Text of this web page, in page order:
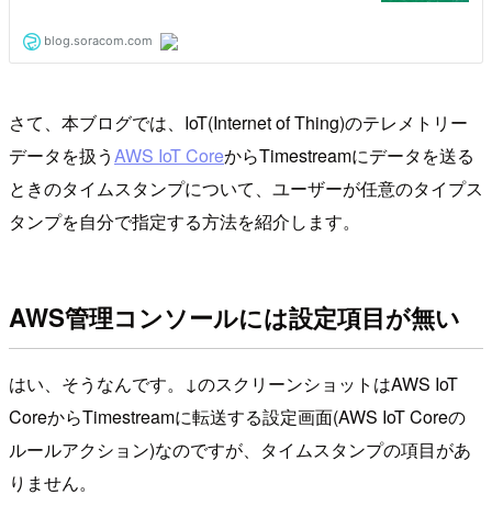
さて、本ブログでは、IoT(Internet of Thing)のテレメトリー
データを扱うAWS IoT CoreからTimestreamにデータを送る
ときのタイムスタンプについて、ユーザーが任意のタイプス
タンプを自分で指定する方法を紹介します。
AWS管理コンソールには設定項目が無い
はい、そうなんです。↓のスクリーンショットはAWS IoT
CoreからTimestreamに転送する設定画面(AWS IoT Coreの
ルールアクション)なのですが、タイムスタンプの項目があ
りません。